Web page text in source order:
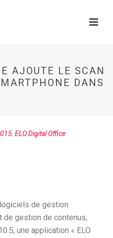
AJOUTE LE SCAN
DANS
, ELO Digital Office
de gestion
gestion de contenus,
une application « ELO